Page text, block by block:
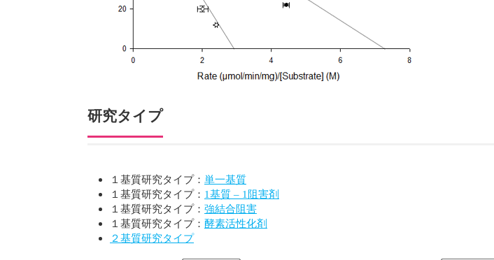
研究タイプ
１基質研究タイプ： 単一基質
１基質研究タイプ： 1基質 – 1阻害剤
１基質研究タイプ： 強結合阻害
１基質研究タイプ： 酵素活性化剤
２基質研究タイプ